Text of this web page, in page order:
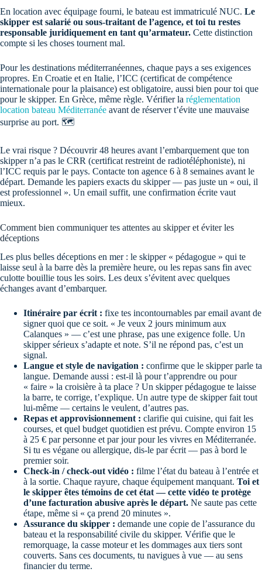
En location avec équipage fourni, le bateau est immatriculé NUC. Le
skipper est salarié ou sous-traitant de l’agence, et toi tu restes
responsable juridiquement en tant qu’armateur. Cette distinction
compte si les choses tournent mal.
Pour les destinations méditerranéennes, chaque pays a ses exigences
propres. En Croatie et en Italie, l’ICC (certificat de compétence
internationale pour la plaisance) est obligatoire, aussi bien pour toi que
pour le skipper. En Grèce, même règle. Vérifier la réglementation
location bateau Méditerranée avant de réserver t’évite une mauvaise
surprise au port. 🗺️
Le vrai risque ? Découvrir 48 heures avant l’embarquement que ton
skipper n’a pas le CRR (certificat restreint de radiotéléphoniste), ni
l’ICC requis par le pays. Contacte ton agence 6 à 8 semaines avant le
départ. Demande les papiers exacts du skipper — pas juste un « oui, il
est professionnel ». Un email suffit, une confirmation écrite vaut
mieux.
Comment bien communiquer tes attentes au skipper et éviter les
déceptions
Les plus belles déceptions en mer : le skipper « pédagogue » qui te
laisse seul à la barre dès la première heure, ou les repas sans fin avec
culotte bouillie tous les soirs. Les deux s’évitent avec quelques
échanges avant d’embarquer.
Itinéraire par écrit : fixe tes incontournables par email avant de
signer quoi que ce soit. « Je veux 2 jours minimum aux
Calanques » — c’est une phrase, pas une exigence folle. Un
skipper sérieux s’adapte et note. S’il ne répond pas, c’est un
signal.
Langue et style de navigation : confirme que le skipper parle ta
langue. Demande aussi : est-il là pour t’apprendre ou pour
« faire » la croisière à ta place ? Un skipper pédagogue te laisse
la barre, te corrige, t’explique. Un autre type de skipper fait tout
lui-même — certains le veulent, d’autres pas.
Repas et approvisionnement : clarifie qui cuisine, qui fait les
courses, et quel budget quotidien est prévu. Compte environ 15
à 25 € par personne et par jour pour les vivres en Méditerranée.
Si tu es végane ou allergique, dis-le par écrit — pas à bord le
premier soir.
Check-in / check-out vidéo : filme l’état du bateau à l’entrée et
à la sortie. Chaque rayure, chaque équipement manquant. Toi et
le skipper êtes témoins de cet état — cette vidéo te protège
d’une facturation abusive après le départ. Ne saute pas cette
étape, même si « ça prend 20 minutes ».
Assurance du skipper : demande une copie de l’assurance du
bateau et la responsabilité civile du skipper. Vérifie que le
remorquage, la casse moteur et les dommages aux tiers sont
couverts. Sans ces documents, tu navigues à vue — au sens
financier du terme.